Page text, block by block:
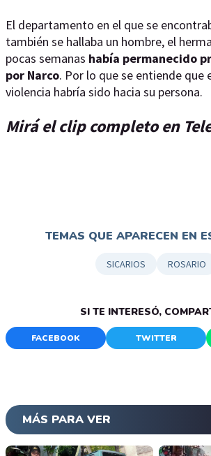
El departamento en el que se
también se hallaba un hombre, el
pocas semanas había permanecido
por Narco. Por lo que se entiende que
violencia habría sido hacia su persona.
Mirá el clip completo en
TEMAS QUE APARECEN EN
SICARIOS ROSARIO
SI TE INTERESÓ,
FACEBOOK TWITTER
MÁS PARA VER